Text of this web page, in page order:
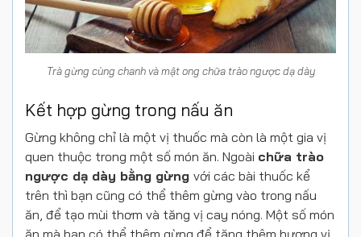
Trà gừng cùng chanh và mật ong chữa trào ngược dạ dày
Kết hợp gừng trong nấu ăn
Gừng không chỉ là một vị thuốc mà còn là một gia vị
quen thuộc trong một số món ăn. Ngoài chữa trào
ngược dạ dày bằng gừng với các bài thuốc kể
trên thì bạn cũng có thể thêm gừng vào trong nấu
ăn, để tạo mùi thơm và tăng vị cay nóng. Một số món
ăn mà bạn có thể thêm gừng để tăng thêm hương vị